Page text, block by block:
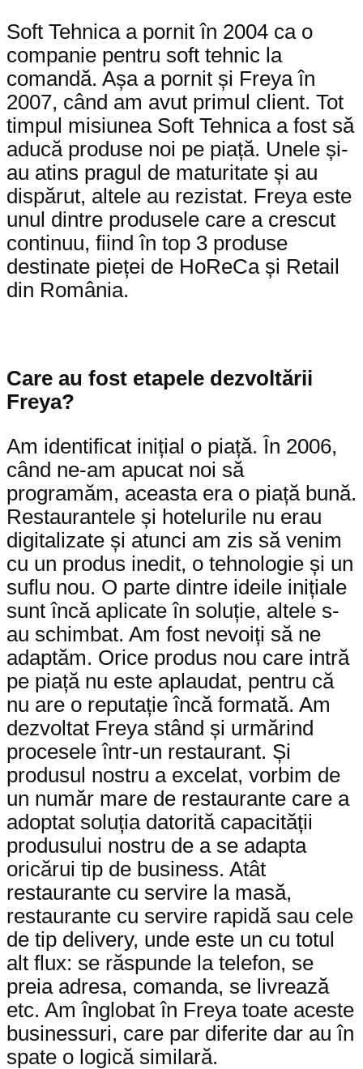
Soft Tehnica a pornit în 2004 ca o
companie pentru soft tehnic la
comandă. Așa a pornit și Freya în
2007, când am avut primul client. Tot
timpul misiunea Soft Tehnica a fost să
aducă produse noi pe piață. Unele și-
au atins pragul de maturitate și au
dispărut, altele au rezistat. Freya este
unul dintre produsele care a crescut
continuu, fiind în top 3 produse
destinate pieței de HoReCa și Retail
din România.
Care au fost etapele dezvoltării
Freya?
Am identificat inițial o piață. În 2006,
când ne-am apucat noi să
programăm, aceasta era o piață bună.
Restaurantele și hotelurile nu erau
digitalizate și atunci am zis să venim
cu un produs inedit, o tehnologie și un
suflu nou. O parte dintre ideile inițiale
sunt încă aplicate în soluție, altele s-
au schimbat. Am fost nevoiți să ne
adaptăm. Orice produs nou care intră
pe piață nu este aplaudat, pentru că
nu are o reputație încă formată. Am
dezvoltat Freya stând și urmărind
procesele într-un restaurant. Și
produsul nostru a excelat, vorbim de
un număr mare de restaurante care a
adoptat soluția datorită capacității
produsului nostru de a se adapta
oricărui tip de business. Atât
restaurante cu servire la masă,
restaurante cu servire rapidă sau cele
de tip delivery, unde este un cu totul
alt flux: se răspunde la telefon, se
preia adresa, comanda, se livrează
etc. Am înglobat în Freya toate aceste
businessuri, care par diferite dar au în
spate o logică similară.